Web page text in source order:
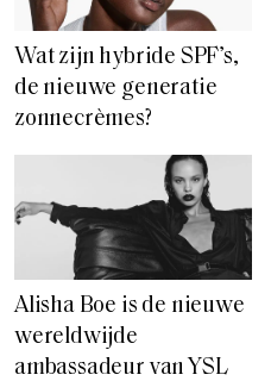
Wat zijn hybride SPF’s,
de nieuwe generatie
zonnecrèmes?
Alisha Boe is de nieuwe
wereldwijde
ambassadeur van YSL